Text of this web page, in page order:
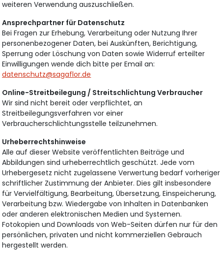
weiteren Verwendung auszuschließen.
Ansprechpartner für Datenschutz
Bei Fragen zur Erhebung, Verarbeitung oder Nutzung Ihrer
personenbezogener Daten, bei Auskünften, Berichtigung,
Sperrung oder Löschung von Daten sowie Widerruf erteilter
Einwilligungen wende dich bitte per Email an:
datenschutz@sagaflor.de
Online-Streitbeilegung / Streitschlichtung Verbraucher
Wir sind nicht bereit oder verpflichtet, an
Streitbeilegungsverfahren vor einer
Verbraucherschlichtungsstelle teilzunehmen.
Urheberrechtshinweise
Alle auf dieser Website veröffentlichten Beiträge und
Abbildungen sind urheberrechtlich geschützt. Jede vom
Urhebergesetz nicht zugelassene Verwertung bedarf vorheriger
schriftlicher Zustimmung der Anbieter. Dies gilt insbesondere
für Vervielfältigung, Bearbeitung, Übersetzung, Einspeicherung,
Verarbeitung bzw. Wiedergabe von Inhalten in Datenbanken
oder anderen elektronischen Medien und Systemen.
Fotokopien und Downloads von Web-Seiten dürfen nur für den
persönlichen, privaten und nicht kommerziellen Gebrauch
hergestellt werden.